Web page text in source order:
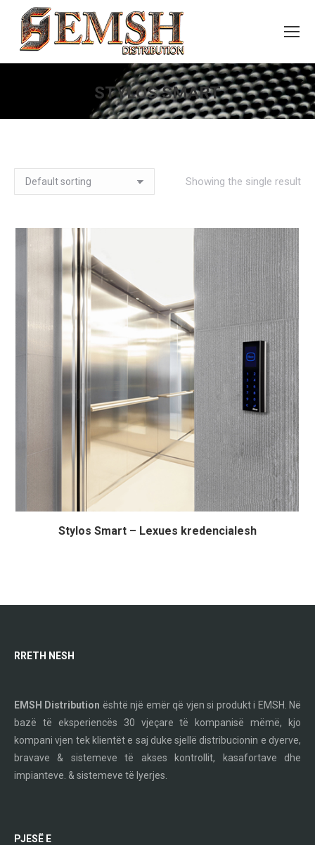
STYLOS SMART
You are here:
Showing the single result
Stylos Smart – Lexues kredencialesh
RRETH NESH
EMSH Distribution është një emër që vjen si produkt i EMSH. Në
bazë të eksperiencës 30 vjeçare të kompanisë mëmë, kjo
kompani vjen tek klientët e saj duke sjellë distribucionin e dyerve,
bravave & sistemeve të akses kontrollit, kasafortave dhe
impianteve. & sistemeve të lyerjes.
PJESË E